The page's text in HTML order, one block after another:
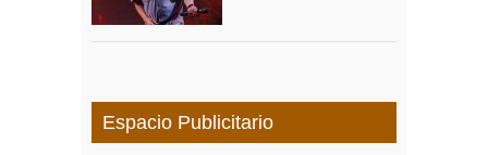
Espacio Publicitario